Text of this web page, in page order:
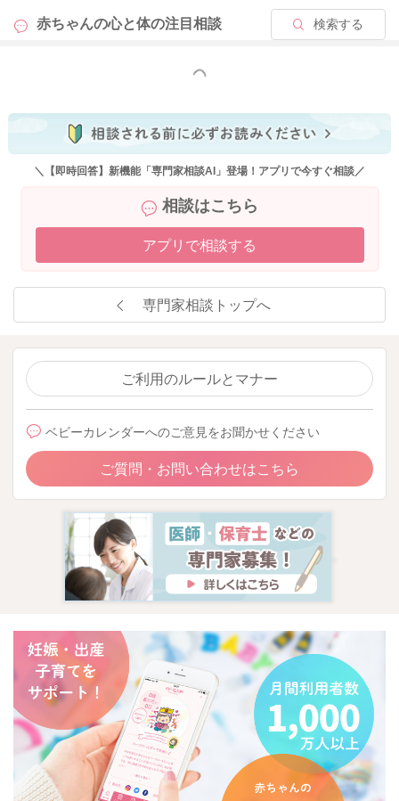
赤ちゃんの心と体の注目相談 検索する
もっと見る
＼【即時回答】新機能「専門家相談AI」登場！アプリで今すぐ相談／
相談はこちら
アプリで相談する
専門家相談トップへ
ご利用のルールとマナー
ベビーカレンダーへのご意見をお聞かせください
ご質問・お問い合わせはこちら